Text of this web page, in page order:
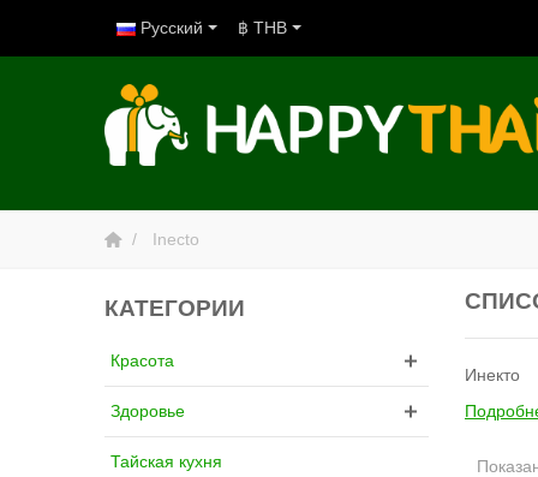
Русский ฿ THB
Inecto
КАТЕГОРИИ
Красота
Здоровье
Тайская кухня
Инекто